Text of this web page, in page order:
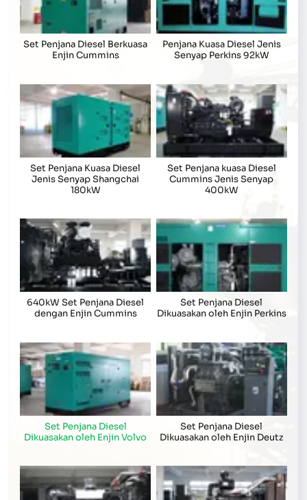
Set Penjana Diesel Berkuasa
Enjin Cummins
Penjana Kuasa Diesel Jenis
Senyap Perkins 92kW
Set Penjana Kuasa Diesel
Jenis Senyap Shangchai
180kW
Set Penjana kuasa Diesel
Cummins Jenis Senyap
400kW
640kW Set Penjana Diesel
dengan Enjin Cummins
Set Penjana Diesel
Dikuasakan oleh Enjin Perkins
Set Penjana Diesel
Dikuasakan oleh Enjin Volvo
Set Penjana Diesel
Dikuasakan oleh Enjin Deutz